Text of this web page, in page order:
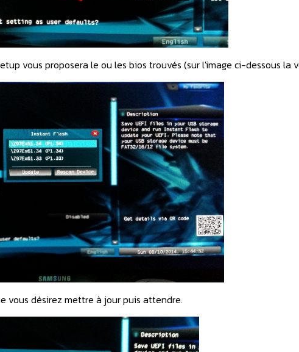
vous proposera le ou les bios trouvés (sur l'image ci-dessous la
vous désirez mettre à jour puis attendre.